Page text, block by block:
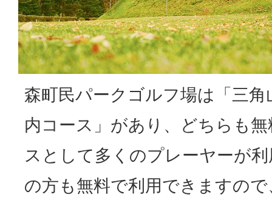
森町民パークゴルフ場は「三
内コース」があり、どちらも
スとして多くのプレーヤーが
の方も無料で利用できますの